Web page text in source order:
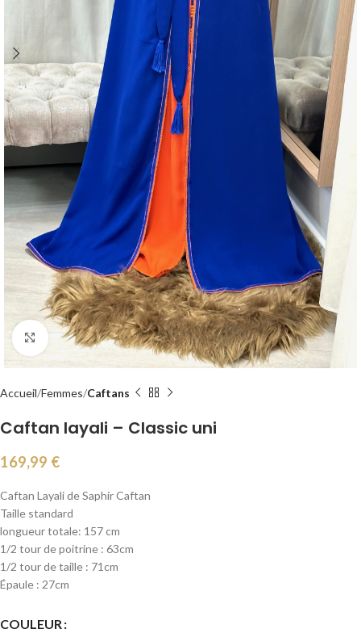
Agrandir
Accueil Femmes Caftans
Caftan layali – Classic uni
169,99 €
Caftan Layali de Saphir Caftan
Taille standard
longueur totale: 157 cm
1/2 tour de poitrine : 63cm
1/2 tour de taille : 71cm
Épaule : 27cm
COULEUR